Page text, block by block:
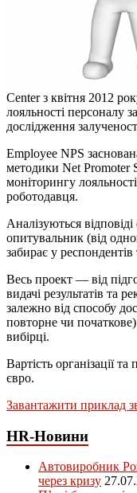
Center з квітня 2012
лояльності персоналу
дослідження
Employee NPS
методики Net Promoter
моніторингу
роботодавця.
Аналізуються
опитувальник (від
забирає у
Весь проект — від
видачі результатів та
залежно від способу
повторне чи
вибірці.
Вартість організації
євро.
Завантажити приклад
HR-Новини
Автовиробник
через кризу